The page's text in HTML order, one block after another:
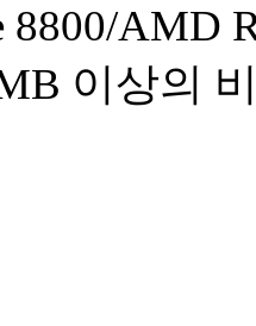
8800/AMD
이상의